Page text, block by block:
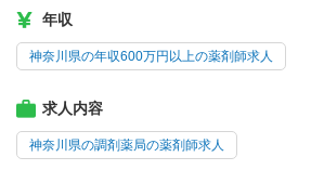
年収
神奈川県の年収600万円以上の薬剤師求人
求人内容
神奈川県の調剤薬局の薬剤師求人